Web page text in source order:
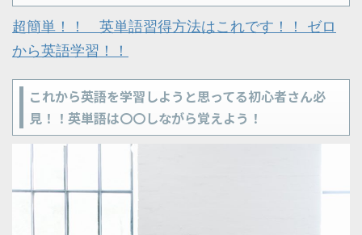
超簡単！！ 英単語習得方法はこれです！！ ゼロ
から英語学習！！
これから英語を学習しようと思ってる初心者さん必
見！！英単語は〇〇しながら覚えよう！